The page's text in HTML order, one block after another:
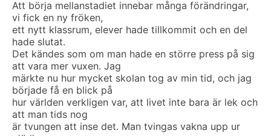
Att börja mellanstadiet innebar många förändringar,
vi fick en ny fröken,
ett nytt klassrum, elever hade tillkommit och en del
hade slutat.
Det kändes som om man hade en större press på sig
att vara mer vuxen. Jag
märkte nu hur mycket skolan tog av min tid, och jag
började få en blick på
hur världen verkligen var, att livet inte bara är lek och
att man tids nog
är tvungen att inse det. Man tvingas vakna upp ur